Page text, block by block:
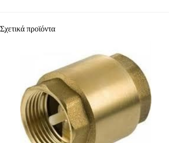
Σχετικά προϊόντα